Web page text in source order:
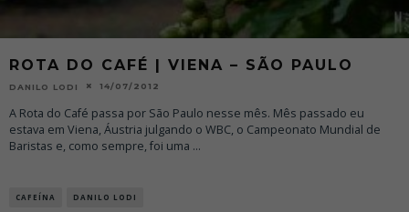
ROTA DO CAFÉ | VIENA – SÃO PAULO
DANILO LODI 14/07/2012
A Rota do Café passa por São Paulo nesse mês. Mês passado eu
estava em Viena, Áustria julgando o WBC, o Campeonato Mundial de
Baristas e, como sempre, foi uma ...
CAFEÍNA DANILO LODI